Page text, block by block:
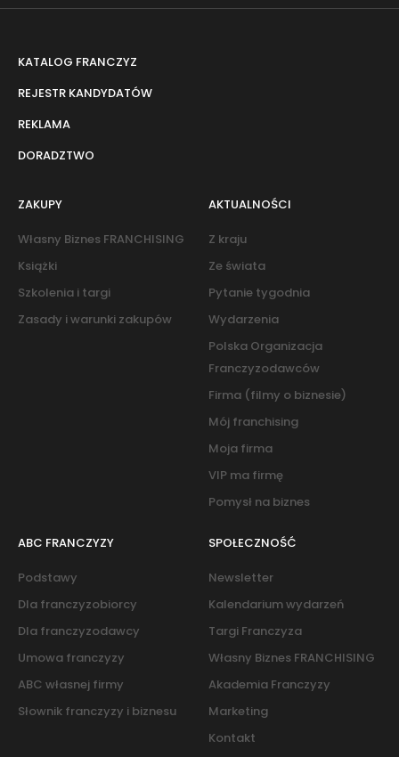
KATALOG FRANCZYZ
REJESTR KANDYDATÓW
REKLAMA
DORADZTWO
ZAKUPY
Własny Biznes FRANCHISING
Książki
Szkolenia i targi
Zasady i warunki zakupów
AKTUALNOŚCI
Z kraju
Ze świata
Pytanie tygodnia
Wydarzenia
Polska Organizacja
Franczyzodawców
Firma (filmy o biznesie)
Mój franchising
Moja firma
VIP ma firmę
Pomysł na biznes
ABC FRANCZYZY
Podstawy
Dla franczyzobiorcy
Dla franczyzodawcy
Umowa franczyzy
ABC własnej firmy
Słownik franczyzy i biznesu
SPOŁECZNOŚĆ
Newsletter
Kalendarium wydarzeń
Targi Franczyza
Własny Biznes FRANCHISING
Akademia Franczyzy
Marketing
Kontakt